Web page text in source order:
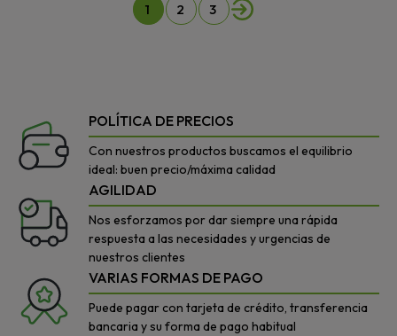
1 2 3
POLÍTICA DE PRECIOS
Con nuestros productos buscamos el equilibrio
ideal: buen precio/máxima calidad
AGILIDAD
Nos esforzamos por dar siempre una rápida
respuesta a las necesidades y urgencias de
nuestros clientes
VARIAS FORMAS DE PAGO
Puede pagar con tarjeta de crédito, transferencia
bancaria y su forma de pago habitual